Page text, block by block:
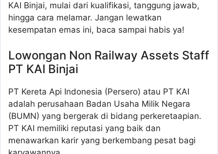
KAI Binjai, mulai dari kualifikasi, tanggung jawab,
hingga cara melamar. Jangan lewatkan
kesempatan emas ini, baca sampai habis ya!
Lowongan Non Railway Assets Staff
PT KAI Binjai
PT Kereta Api Indonesia (Persero) atau PT KAI
adalah perusahaan Badan Usaha Milik Negara
(BUMN) yang bergerak di bidang perkeretaapian.
PT KAI memiliki reputasi yang baik dan
menawarkan karir yang berkembang pesat bagi